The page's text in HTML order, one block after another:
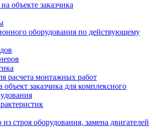
объекте заказчика
оборудования по действующему
расчета монтажных работ
заказчика для комплексного
строя оборудования, замена двигателей